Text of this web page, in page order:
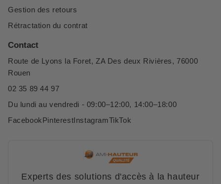
Gestion des retours
Rétractation du contrat
Contact
Route de Lyons la Foret, ZA Des deux Rivières, 76000
Rouen
02 35 89 44 97
Du lundi au vendredi - 09:00–12:00, 14:00–18:00
FacebookPinterestInstagramTikTok
Experts des solutions d'accès à la hauteur